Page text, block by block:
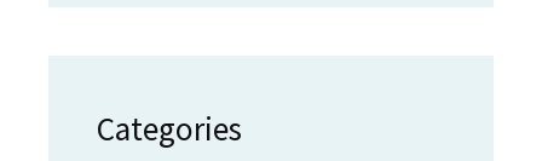
Categories